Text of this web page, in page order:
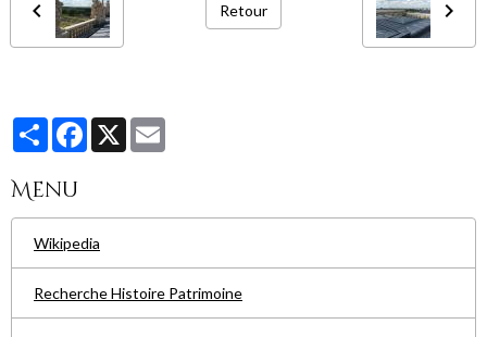
Retour
PartagerFacebook
X
Menu
Wikipedia
Recherche Histoire Patrimoine